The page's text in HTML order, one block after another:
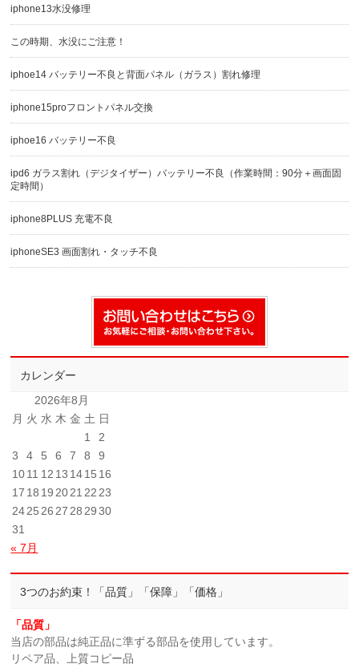
iphone13水没修理
この時期、水没にご注意！
iphoe14 バッテリー不良と背面パネル（ガラス）割れ修理
iphone15proフロントパネル交換
iphoe16 バッテリー不良
ipd6 ガラス割れ（デジタイザー）バッテリー不良（作業時間：90分＋画面固
定時間）
iphone8PLUS 充電不良
iphoneSE3 画面割れ・タッチ不良
カレンダー
2026年8月
月 火 水 木 金 土 日
1
2
3
4 5 6 7 8
9
1011 12 13 1415 16
17 18 19 2021 22 23
2425 26 27 28 29 30
31
« 7月
3つのお約束！「品質」「保障」「価格」
「品質」
当店の部品は純正品に準ずる部品を使用しています。
リペア品、上質コピー品